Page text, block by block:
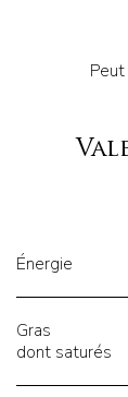
Énergie
Gras
dont saturés